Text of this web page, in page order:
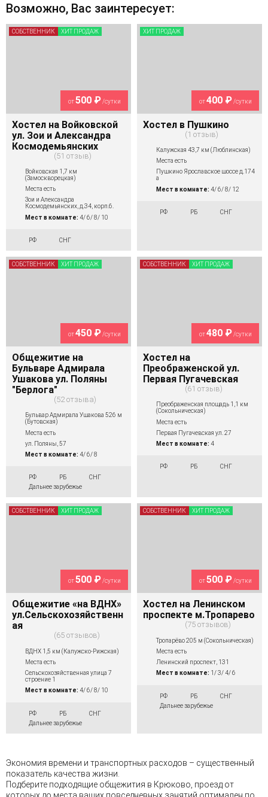
Возможно, Вас заинтересует:
от500 ₽/сутки
Хостел на Войковской
ул. Зои и Александра
Космодемьянских
51 отзыв
Войковская 1,7 км
(Замоскворецкая)
Места есть
Зои и Александра
Космодемьянских, д.34, корп.6.
Мест в комнате: 4/ 6/ 8/ 10
РФ СНГ
СОБСТВЕННИК ХИТ ПРОДАЖ
от400 ₽/сутки
Хостел в Пушкино
1 отзыв
Калужская 43,7 км (Люблинская)
Места есть
Пушкино Ярославское шоссе д.174
а
Мест в комнате: 4/ 6/ 8/ 12
РФ РБ СНГ
ХИТ ПРОДАЖ
от450 ₽/сутки
Общежитие на
Бульваре Адмирала
Ушакова ул. Поляны
"Берлога"
52 отзыва
Бульвар Адмирала Ушакова 526 м
(Бутовская)
Места есть
ул. Поляны, 57
Мест в комнате: 4/ 6/ 8
РФ РБ
СНГ
Дальнее зарубежье
СОБСТВЕННИК ХИТ ПРОДАЖ
от480 ₽/сутки
Хостел на
Преображенской ул.
Первая Пугачевская
61 отзыв
Преображенская площадь 1,1 км
(Сокольническая)
Места есть
Первая Пугачевская ул. 27
Мест в комнате: 4
РФ РБ СНГ
СОБСТВЕННИК ХИТ ПРОДАЖ
от500 ₽/сутки
Общежитие «на ВДНХ»
ул.Сельскохозяйственн
ая
65 отзывов
ВДНХ 1,5 км (Калужско-Рижская)
Места есть
Сельскохозяйственная улица 7
строение 1
Мест в комнате: 4/ 6/ 8/ 10
РФ РБ
СНГ
Дальнее зарубежье
СОБСТВЕННИК ХИТ ПРОДАЖ
от500 ₽/сутки
Хостел на Ленинском
проспекте м.Тропарево
75 отзывов
Тропарёво 205 м (Сокольническая)
Места есть
Ленинский проспект, 131
Мест в комнате: 1/ 3/ 4/ 6
РФ РБ
СНГ
Дальнее зарубежье
СОБСТВЕННИК ХИТ ПРОДАЖ
Экономия времени и транспортных расходов – существенный
показатель качества жизни.
Подберите подходящие общежития в Крюково, проезд от
которых до места ваших повседневных занятий оптимален по